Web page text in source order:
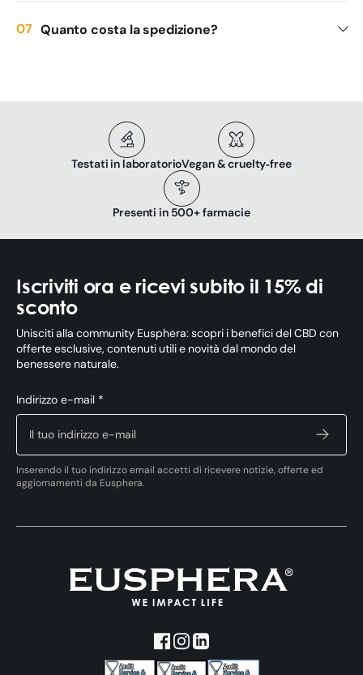
Quanto costa la spedizione?
Testati in laboratorioVegan & cruelty‑free
Presenti in 500+ farmacie
Iscriviti ora e ricevi subito il 15% di
sconto
Unisciti alla community Eusphera: scopri i benefici del CBD con
offerte esclusive, contenuti utili e novità dal mondo del
benessere naturale.
Indirizzo e-mail *
Inserendo il tuo indirizzo email accetti di ricevere notizie, offerte ed
aggiornamenti da Eusphera.